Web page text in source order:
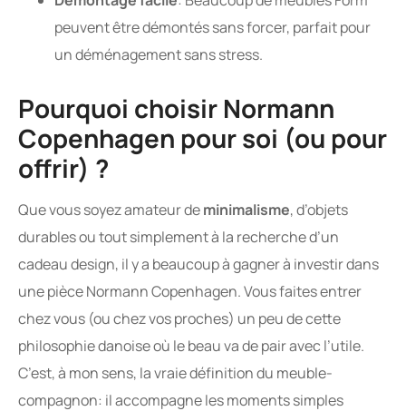
peuvent être démontés sans forcer, parfait pour
un déménagement sans stress.
Pourquoi choisir Normann
Copenhagen pour soi (ou pour
offrir) ?
Que vous soyez amateur deminimalisme, d’objets
durables ou tout simplement à la recherche d’un
cadeau design, il y a beaucoup à gagner à investir dans
une pièce Normann Copenhagen. Vous faites entrer
chez vous (ou chez vos proches) un peu de cette
philosophie danoise où le beau va de pair avec l’utile.
C’est, à mon sens, la vraie définition du meuble-
compagnon: il accompagne les moments simples